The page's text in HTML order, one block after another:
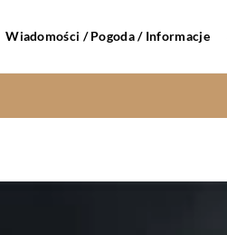
Wiadomości / Pogoda / Informacje